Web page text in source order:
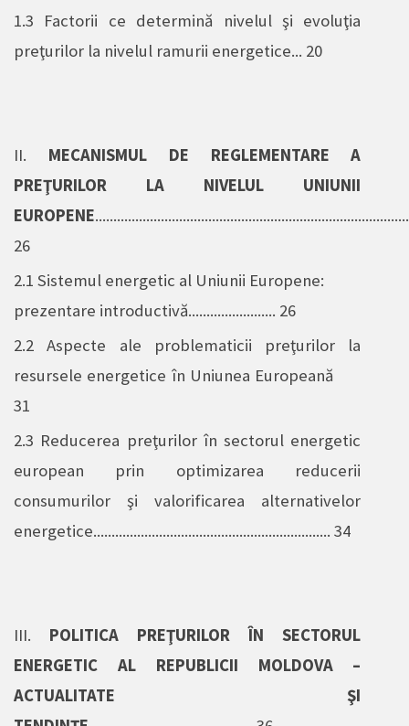
1.3 Factorii ce determină nivelul şi evoluţia
preţurilor la nivelul ramurii energetice... 20
II. MECANISMUL DE REGLEMENTARE A
PREŢURILOR LA NIVELUL UNIUNII
EUROPENE
26
2.1 Sistemul energetic al Uniunii Europene:
prezentare introductivă........................ 26
2.2Aspecte ale problematicii preţurilor la
resursele energetice în Uniunea Europeană
31
2.3 Reducerea preţurilorîn sectorul energetic
european prin optimizarea reducerii
consumurilor şi valorificarea alternativelor
energetice................................................................. 34
III. POLITICA PREŢURILOR ÎN SECTORUL
ENERGETIC AL REPUBLICII MOLDOVA –
ACTUALITATE ŞI